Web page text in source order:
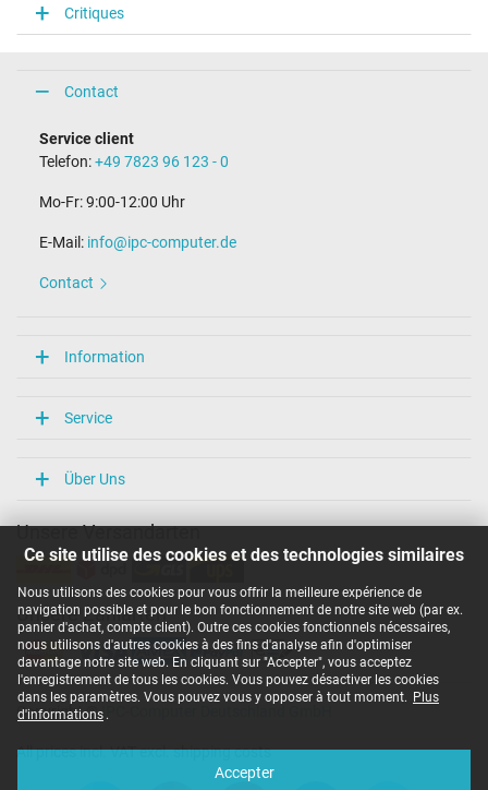
Ce site utilise des cookies et des technologies similaires
Nous utilisons des cookies pour vous offrir la meilleure expérience de
navigation possible et pour le bon fonctionnement de notre site web (par ex.
panier d'achat, compte client). Outre ces cookies fonctionnels nécessaires,
nous utilisons d'autres cookies à des fins d'analyse afin d'optimiser
davantage notre site web. En cliquant sur "Accepter", vous acceptez
l'enregistrement de tous les cookies. Vous pouvez désactiver les cookies
dans les paramètres. Vous pouvez vous y opposer à tout moment. Plus
d'informations .
Accepter
Critiques
Contact
Service client
Telefon:+49 7823 96 123 - 0
Mo-Fr: 9:00-12:00 Uhr
E-Mail: info@ipc-computer.de
Contact
Information
Service
Über Uns
Unsere Versandarten
Unsere Zahlarten
Copyright ©IPC-Computer Deutschland GmbH
All prices incl. VAT excl. shipping costs